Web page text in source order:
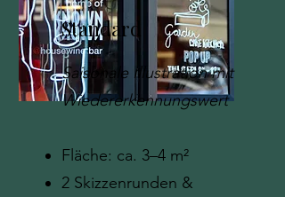
Standard
Saisonale Illustration mit
Wiedererkennungswert
Fläche: ca. 3–4 m²
2 Skizzenrunden &